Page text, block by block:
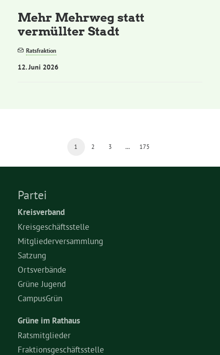
Mehr Mehrweg statt
vermüllter Stadt
Ratsfraktion
12. Juni 2026
1 2 3 … 175
Partei
Kreisverband
Kreisgeschäftsstelle
Mitgliederversammlung
Satzung
Ortsverbände
Grüne Jugend
CampusGrün
Grüne im Rathaus
Ratsmitglieder
Fraktionsgeschäftsstelle